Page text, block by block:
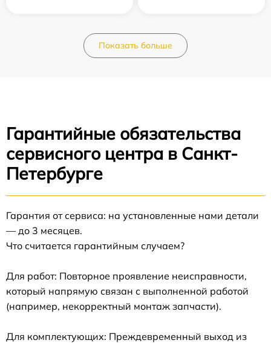
Показать больше
Гарантийные обязательства
сервисного центра в Санкт-
Петербурге
Гарантия от сервиса: на установленные нами детали
— до 3 месяцев.
Что считается гарантийным случаем?
Для работ: Повторное проявление неисправности,
который напрямую связан с выполненной работой
(например, некорректный монтаж запчасти).
Для комплектующих: Преждевременный выход из